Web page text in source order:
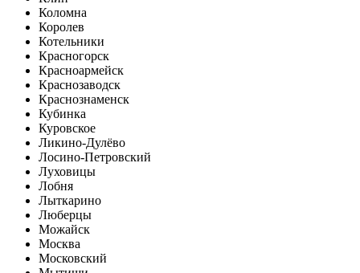
Коломна
Королев
Котельники
Красногорск
Красноармейск
Краснозаводск
Краснознаменск
Кубинка
Куровское
Ликино-Дулёво
Лосино-Петровский
Луховицы
Лобня
Лыткарино
Люберцы
Можайск
Москва
Московский